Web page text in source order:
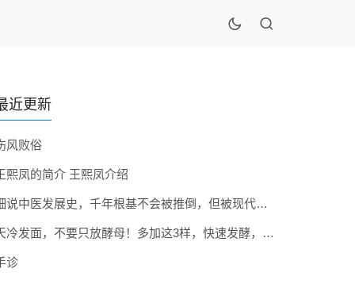
近更新
风败俗
熙凤的简介 王熙凤介绍
细说中医发展史，千年根基不会被推倒，但被现代医疗模式堵住出路
天冷发面，不要只放酵母！多加这3样，快速发酵，蓬松香软弹性十足
诊